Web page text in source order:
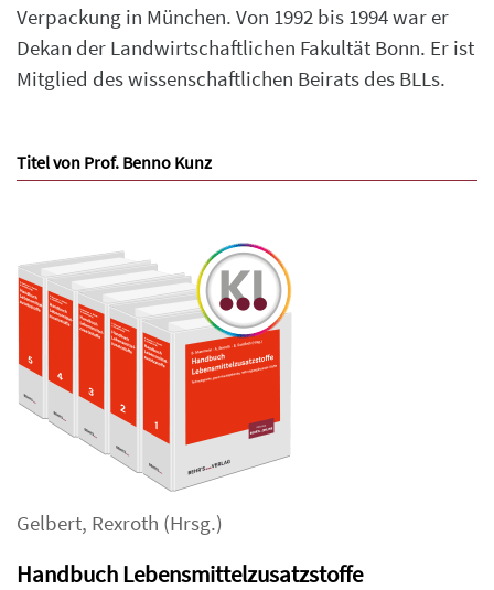
Verpackung in München. Von 1992 bis 1994 war er
Dekan der Landwirtschaftlichen Fakultät Bonn. Er ist
Mitglied des wissenschaftlichen Beirats des BLLs.
Titel von Prof. Benno Kunz
Gelbert, Rexroth (Hrsg.)
Handbuch Lebensmittelzusatzstoffe